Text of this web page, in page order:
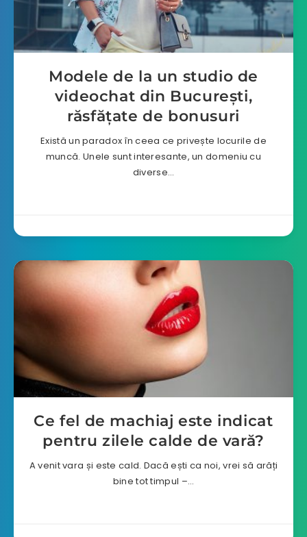
Modele de la un studio de
videochat din București,
răsfățate de bonusuri
Există un paradox în ceea ce privește locurile de
muncă. Unele sunt interesante, un domeniu cu
diverse…
Ce fel de machiaj este indicat
pentru zilele calde de vară?
A venit vara și este cald. Dacă ești ca noi, vrei să arăți
bine tot timpul –…